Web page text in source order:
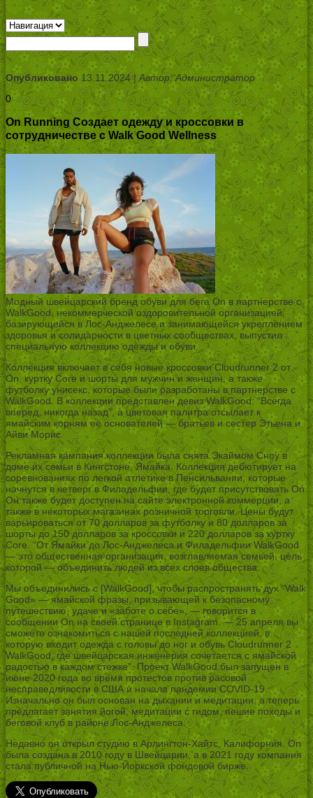
Опубликовано13.11.2024 | Автор: Администратор
0
On Running Создает одежду и кроссовки в
сотрудничестве с Walk Good Wellness
Модный швейцарский бренд обуви для бега On в партнерстве с
WalkGood, некоммерческой оздоровительной организацией,
базирующейся в Лос-Анджелесе и занимающейся укреплением
здоровья и солидарности в цветных сообществах, выпустил
специальную коллекцию одежды и обуви.
Коллекция включает в себя новые кроссовки Cloudrunner 2 от
On, куртку Core и шорты для мужчин и женщин, а также
футболку унисекс, которые были разработаны в партнерстве с
WalkGood. В коллекции представлен девиз WalkGood: “Всегда
вперед, никогда назад”, а цветовая палитра отсылает к
ямайским корням ее основателей — братьев и сестер Этьена и
Айви Морис.
Рекламная кампания коллекции была снята Экаймом Сноу в
доме их семьи в Кингстоне, Ямайка. Коллекция дебютирует на
соревнованиях по легкой атлетике в Пенсильвании, которые
начнутся в четверг в Филадельфии, где будет присутствовать On.
Он также будет доступен на сайте электронной коммерции, а
также в некоторых магазинах розничной торговли. Цены будут
варьироваться от 70 долларов за футболку и 80 долларов за
шорты до 150 долларов за кроссовки и 220 долларов за куртку
Core. “От Ямайки до Лос-Анджелеса и Филадельфии WalkGood
— это общественная организация, возглавляемая семьей, цель
которой — объединить людей из всех слоев общества.
Мы объединились с [WalkGood], чтобы распространять дух ”Walk
Good» — ямайской фразы, призывающей к безопасному
путешествию, удаче и «заботе о себе», — говорится в
сообщении On на своей странице в Instagram. — 25 апреля вы
сможете ознакомиться с нашей последней коллекцией, в
которую входит одежда с головы до ног и обувь Cloudrunner 2
WalkGood, где швейцарская инженерия сочетается с ямайской
радостью в каждом стежке”. Проект WalkGood был запущен в
июне 2020 года во время протестов против расовой
несправедливости в США и начала пандемии COVID-19.
Изначально он был основан на дыхании и медитации, а теперь
предлагает занятия йогой, медитации с гидом, пешие походы и
беговой клуб в районе Лос-Анджелеса.
Недавно он открыл студию в Арлингтон-Хайтс, Калифорния. On
была создана в 2010 году в Швейцарии, а в 2021 году компания
стала публичной на Нью-Йоркской фондовой бирже.